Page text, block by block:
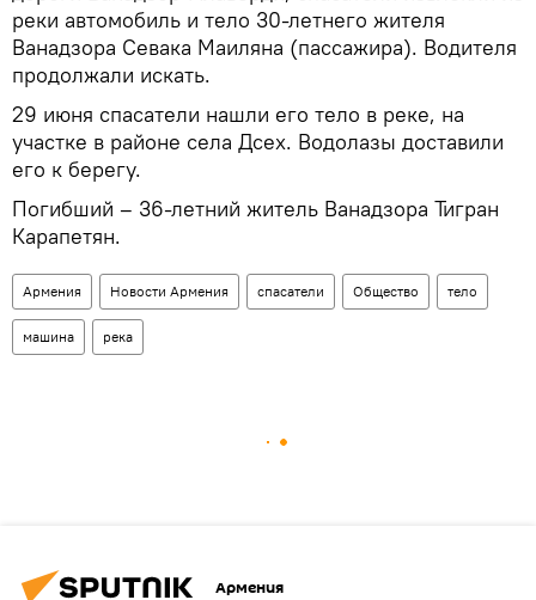
реки автомобиль и тело 30-летнего жителя
Ванадзора Севака Маиляна (пассажира). Водителя
продолжали искать.
29 июня спасатели нашли его тело в реке, на
участке в районе села Дсех. Водолазы доставили
его к берегу.
Погибший – 36-летний житель Ванадзора Тигран
Карапетян.
Армения Новости Армения спасатели Общество тело
машина река
Армения